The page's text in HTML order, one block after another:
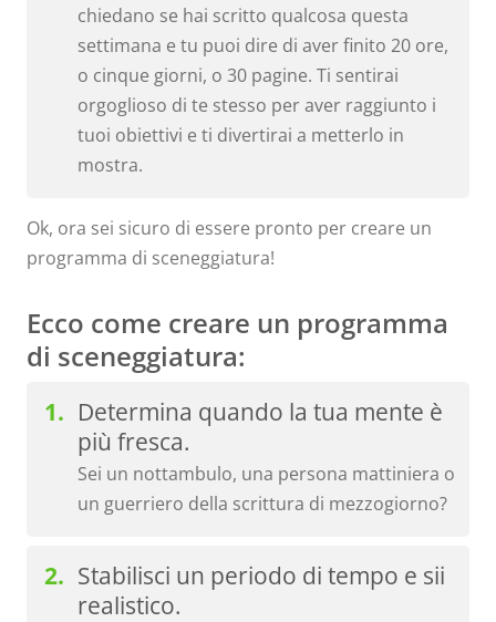
chiedano se hai scritto qualcosa questa
settimana e tu puoi dire di aver finito 20 ore,
o cinque giorni, o 30 pagine. Ti sentirai
orgoglioso di te stesso per aver raggiunto i
tuoi obiettivi e ti divertirai a metterlo in
mostra.
Ok, ora sei sicuro di essere pronto per creare un
programma di sceneggiatura!
Ecco come creare un programma
di sceneggiatura:
Determina quando la tua mente è
più fresca.
Sei un nottambulo, una persona mattiniera o
un guerriero della scrittura di mezzogiorno?
Stabilisci un periodo di tempo e sii
realistico.